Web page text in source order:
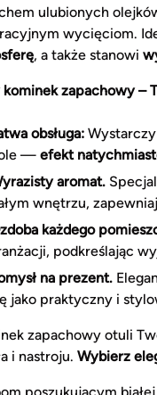
ulubionych
wycięciom.
, a także stanowi
kominek zapachowy –
obsługa:
— efekt
aromat.
wnętrzu,
każdego
podkreślając
na prezent.
jako praktyczny i
zapachowy otuli
i nastroju. Wybierz